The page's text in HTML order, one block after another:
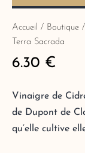
Accueil / Boutique /
Terra Sacrada
6.30 €
Vinaigre de
de Dupont de
qu’elle cultive